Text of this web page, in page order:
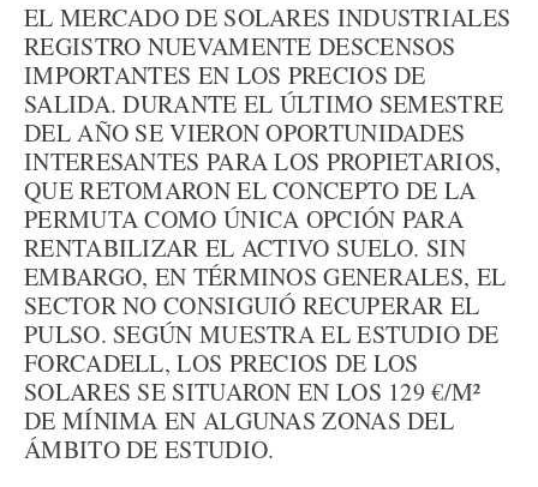
EL MERCADO DE SOLARES INDUSTRIALES
REGISTRO NUEVAMENTE DESCENSOS
IMPORTANTES EN LOS PRECIOS DE
SALIDA. DURANTE EL ÚLTIMO SEMESTRE
DEL AÑO SE VIERON OPORTUNIDADES
INTERESANTES PARA LOS PROPIETARIOS,
QUE RETOMARON EL CONCEPTO DE LA
PERMUTA COMO ÚNICA OPCIÓN PARA
RENTABILIZAR EL ACTIVO SUELO. SIN
EMBARGO, EN TÉRMINOS GENERALES, EL
SECTOR NO CONSIGUIÓ RECUPERAR EL
PULSO. SEGÚN MUESTRA EL ESTUDIO DE
FORCADELL, LOS PRECIOS DE LOS
SOLARES SE SITUARON EN LOS 129 €/M²
DE MÍNIMA EN ALGUNAS ZONAS DEL
ÁMBITO DE ESTUDIO.